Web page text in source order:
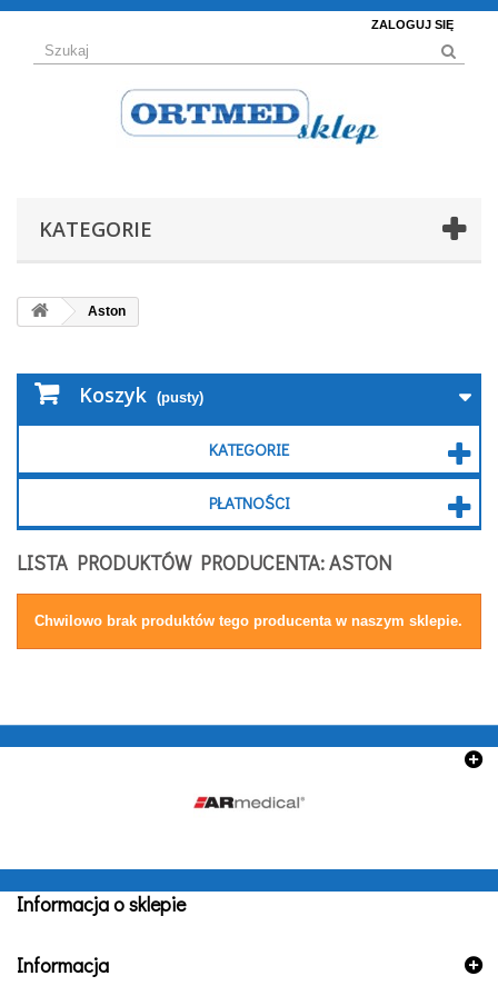
ZALOGUJ SIĘ
KATEGORIE
Aston
Koszyk (pusty)
KATEGORIE
PŁATNOŚCI
LISTA PRODUKTÓW PRODUCENTA: ASTON
Chwilowo brak produktów tego producenta w naszym sklepie.
Informacja o sklepie
Informacja